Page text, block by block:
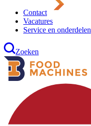
Contact
Vacatures
Service en onderdelen
Zoeken